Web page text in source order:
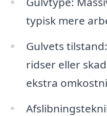
typisk mere
Gulvets
ridser eller
ekstra